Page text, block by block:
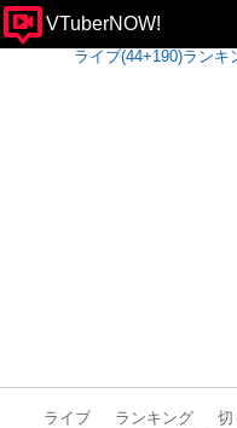
VTuberNOW!
ライブ(44+190)ランキ
ライブ ランキング 切